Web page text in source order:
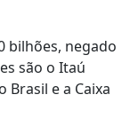
bilhões, negado
são o Itaú
Brasil e a Caixa